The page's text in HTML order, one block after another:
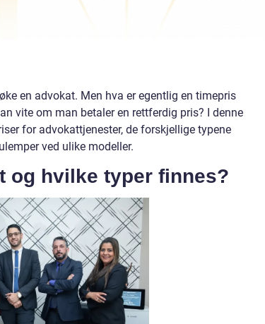
en advokat. Men hva er egentlig en timepris
vite om man betaler en rettferdig pris? I denne
for advokattjenester, de forskjellige typene
ved ulike modeller.
og hvilke typer finnes?